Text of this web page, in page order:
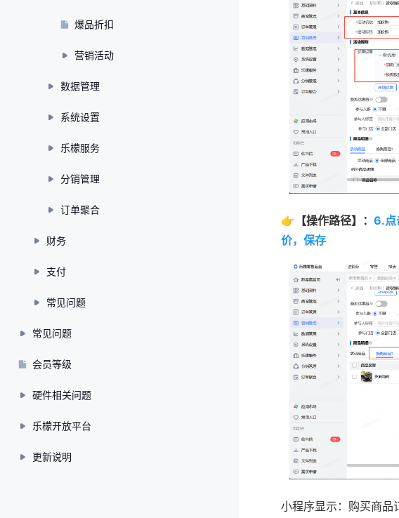
爆品折扣
营销活动
数据管理
系统设置
乐檬服务
分销管理
订单聚合
财务
支付
常见问题
常见问题
会员等级
硬件相关问题
乐檬开放平台
更新说明
👉【操作路径】： 6.点
价，保存
小程序显示：购买商品